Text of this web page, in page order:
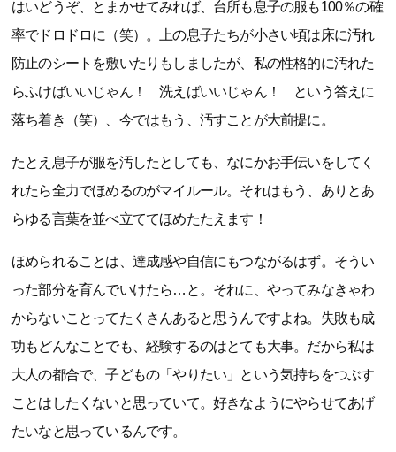
はいどうぞ、とまかせてみれば、台所も息子の服も100％の確
率でドロドロに（笑）。上の息子たちが小さい頃は床に汚れ
防止のシートを敷いたりもしましたが、私の性格的に汚れた
らふけばいいじゃん！ 洗えばいいじゃん！ という答えに
落ち着き（笑）、今ではもう、汚すことが大前提に。
たとえ息子が服を汚したとしても、なにかお手伝いをしてく
れたら全力でほめるのがマイルール。それはもう、ありとあ
らゆる言葉を並べ立ててほめたたえます！
ほめられることは、達成感や自信にもつながるはず。そうい
った部分を育んでいけたら…と。それに、やってみなきゃわ
からないことってたくさんあると思うんですよね。失敗も成
功もどんなことでも、経験するのはとても大事。だから私は
大人の都合で、子どもの「やりたい」という気持ちをつぶす
ことはしたくないと思っていて。好きなようにやらせてあげ
たいなと思っているんです。